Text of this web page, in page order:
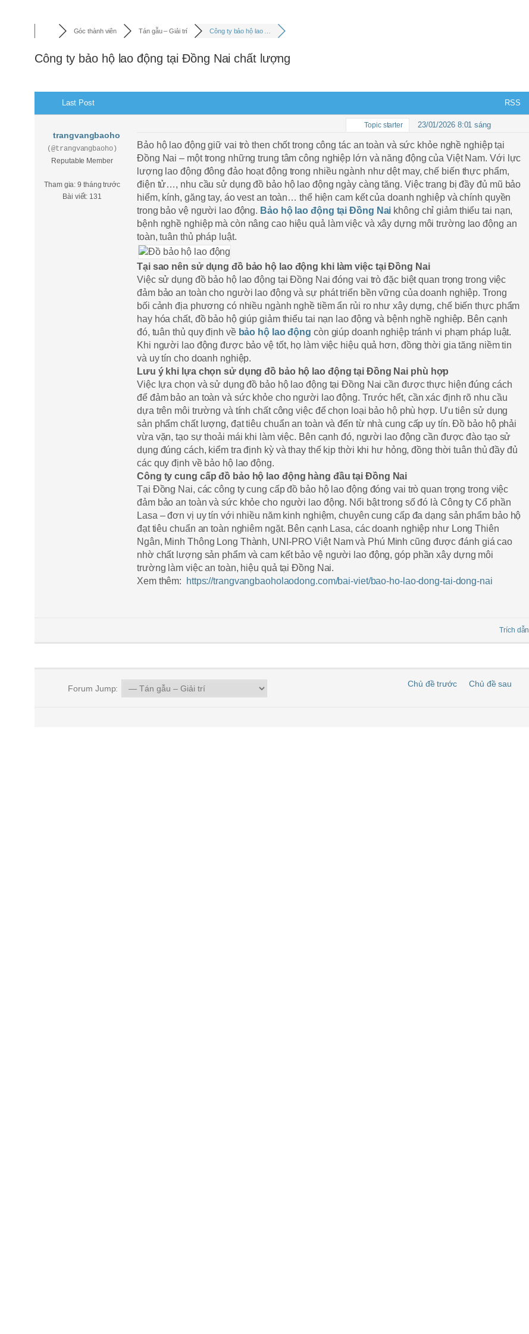
Góc thành viên Tán gẫu – Giải trí Công ty bảo hộ lao …
Công ty bảo hộ lao động tại Đồng Nai chất lượng
Last Post RSS
trangvangbaoho
(@trangvangbaoho)
Reputable Member
Tham gia: 9 tháng trước
Bài viết: 131
Topic starter 23/01/2026 8:01 sáng
Bảo hộ lao động giữ vai trò then chốt trong công tác an toàn và sức khỏe nghề nghiệp tại
Đồng Nai – một trong những trung tâm công nghiệp lớn và năng động của Việt Nam. Với lực
lượng lao động đông đảo hoạt động trong nhiều ngành như dệt may, chế biến thực phẩm,
điện tử…, nhu cầu sử dụng đồ bảo hộ lao động ngày càng tăng. Việc trang bị đầy đủ mũ bảo
hiểm, kính, găng tay, áo vest an toàn… thể hiện cam kết của doanh nghiệp và chính quyền
trong bảo vệ người lao động. Bảo hộ lao động tại Đồng Nai không chỉ giảm thiểu tai nạn,
bệnh nghề nghiệp mà còn nâng cao hiệu quả làm việc và xây dựng môi trường lao động an
toàn, tuân thủ pháp luật.
Tại sao nên sử dụng đồ bảo hộ lao động khi làm việc tại Đồng Nai
Việc sử dụng đồ bảo hộ lao động tại Đồng Nai đóng vai trò đặc biệt quan trọng trong việc
đảm bảo an toàn cho người lao động và sự phát triển bền vững của doanh nghiệp. Trong
bối cảnh địa phương có nhiều ngành nghề tiềm ẩn rủi ro như xây dựng, chế biến thực phẩm
hay hóa chất, đồ bảo hộ giúp giảm thiểu tai nạn lao động và bệnh nghề nghiệp. Bên cạnh
đó, tuân thủ quy định về bảo hộ lao động còn giúp doanh nghiệp tránh vi phạm pháp luật.
Khi người lao động được bảo vệ tốt, họ làm việc hiệu quả hơn, đồng thời gia tăng niềm tin
và uy tín cho doanh nghiệp.
Lưu ý khi lựa chọn sử dụng đồ bảo hộ lao động tại Đồng Nai phù hợp
Việc lựa chọn và sử dụng đồ bảo hộ lao động tại Đồng Nai cần được thực hiện đúng cách
để đảm bảo an toàn và sức khỏe cho người lao động. Trước hết, cần xác định rõ nhu cầu
dựa trên môi trường và tính chất công việc để chọn loại bảo hộ phù hợp. Ưu tiên sử dụng
sản phẩm chất lượng, đạt tiêu chuẩn an toàn và đến từ nhà cung cấp uy tín. Đồ bảo hộ phải
vừa vặn, tạo sự thoải mái khi làm việc. Bên cạnh đó, người lao động cần được đào tạo sử
dụng đúng cách, kiểm tra định kỳ và thay thế kịp thời khi hư hỏng, đồng thời tuân thủ đầy đủ
các quy định về bảo hộ lao động.
Công ty cung cấp đồ bảo hộ lao động hàng đầu tại Đồng Nai
Tại Đồng Nai, các công ty cung cấp đồ bảo hộ lao động đóng vai trò quan trọng trong việc
đảm bảo an toàn và sức khỏe cho người lao động. Nổi bật trong số đó là Công ty Cổ phần
Lasa – đơn vị uy tín với nhiều năm kinh nghiệm, chuyên cung cấp đa dạng sản phẩm bảo hộ
đạt tiêu chuẩn an toàn nghiêm ngặt. Bên cạnh Lasa, các doanh nghiệp như Long Thiên
Ngân, Minh Thông Long Thành, UNI-PRO Việt Nam và Phú Minh cũng được đánh giá cao
nhờ chất lượng sản phẩm và cam kết bảo vệ người lao động, góp phần xây dựng môi
trường làm việc an toàn, hiệu quả tại Đồng Nai.
Xem thêm:
https://trangvangbaoholaodong.com/bai-viet/bao-ho-lao-dong-tai-dong-nai
Trích dẫn
Forum Jump: Chủ đề trước Chủ đề sau